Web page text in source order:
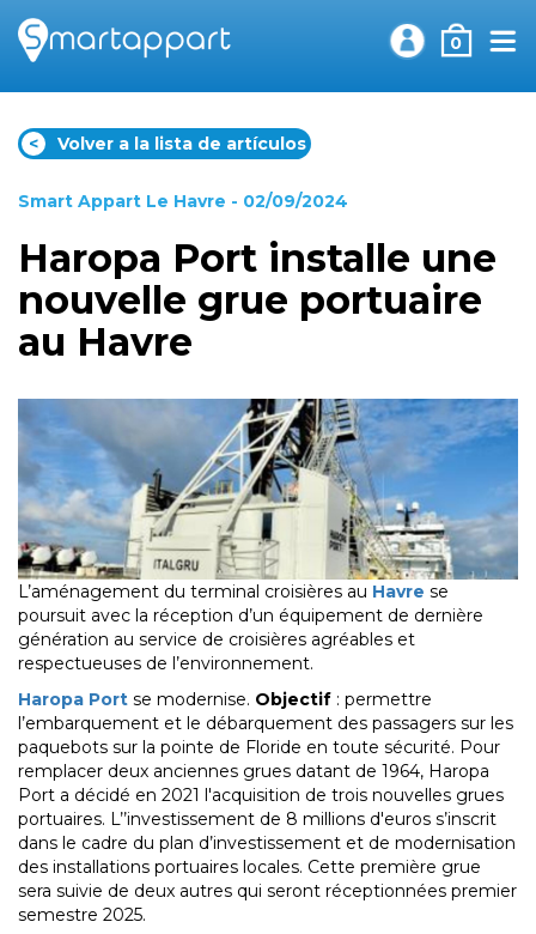
0
< Volver a la lista de artículos
Smart Appart Le Havre - 02/09/2024
Haropa Port installe une
nouvelle grue portuaire
au Havre
L’aménagement du terminal croisières au Havre se
poursuit avec la réception d’un équipement de dernière
génération au service de croisières agréables et
respectueuses de l’environnement.
Haropa Port se modernise. Objectif : permettre
l’embarquement et le débarquement des passagers sur les
paquebots sur la pointe de Floride en toute sécurité. Pour
remplacer deux anciennes grues datant de 1964, Haropa
Port a décidé en 2021 l'acquisition de trois nouvelles grues
portuaires. L’’investissement de 8 millions d'euros s’inscrit
dans le cadre du plan d’investissement et de modernisation
des installations portuaires locales. Cette première grue
sera suivie de deux autres qui seront réceptionnées premier
semestre 2025.